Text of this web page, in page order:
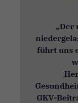
„Der
führt uns
GKV-